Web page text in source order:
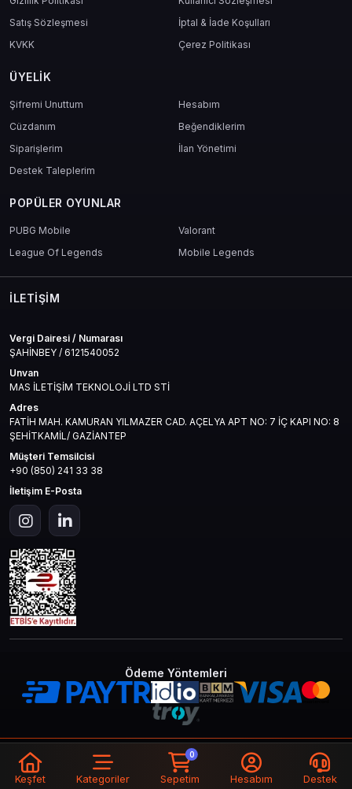
Keşfet Kategoriler
0
Sepetim Hesabım Destek
Satış Sözleşmesi
İptal & İade Koşulları
KVKK
Çerez Politikası
ÜYELIK
Şifremi Unuttum
Hesabım
Cüzdanım
Beğendiklerim
Siparişlerim
İlan Yönetimi
Destek Taleplerim
POPÜLER OYUNLAR
PUBG Mobile
Valorant
League Of Legends
Mobile Legends
İLETIŞIM
Vergi Dairesi / Numarası
ŞAHİNBEY / 6121540052
Unvan
MAS İLETİŞİM TEKNOLOJİ LTD STİ
Adres
FATİH MAH. KAMURAN YILMAZER CAD. AÇELYA APT NO: 7 İÇ KAPI NO: 8
ŞEHİTKAMİL/ GAZİANTEP
Müşteri Temsilcisi
+90 (850) 241 33 38
İletişim E-Posta
Ödeme Yöntemleri
© 2026
Saklıdır.
BirMAS İLETİŞİM TEKNOLOJİ LTD STİ
İştirakidir.